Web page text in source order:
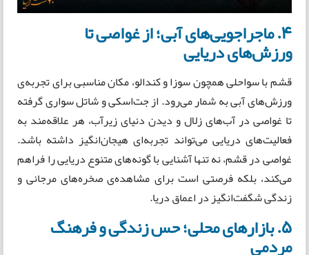
۴. ماجراجویی‌های آبی؛ از غواصی تا
ورزش‌های دریایی
قشم با سواحلی همچون سوزا و کندالو، مکان مناسبی برای تجربه‌ی
ورزش‌های آبی به شمار می‌رود. از جت‌اسکی و شاتل سواری گرفته
تا غواصی در آب‌های زلال و دیدن دنیای زیرآب، هر علاقه‌مند به
فعالیت‌های دریایی می‌تواند تجربه‌ای هیجان‌انگیز داشته باشد.
غواصی در قشم، نه تنها آشنایی با گونه‌های متنوع دریایی را فراهم
می‌کند، بلکه فرصتی است برای مشاهده‌ی صخره‌های مرجانی و
زندگی شگفت‌انگیز در اعماق دریا.
۵. بازارهای محلی؛ حس زندگی و فرهنگ
مردمی